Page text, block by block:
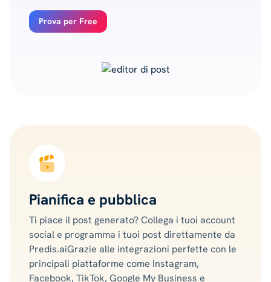
Prova per Free
Pianifica e pubblica
Ti piace il post generato? Collega i tuoi account
social e programma i tuoi post direttamente da
Predis.aiGrazie alle integrazioni perfette con le
principali piattaforme come Instagram,
Facebook, TikTok, Google My Business e